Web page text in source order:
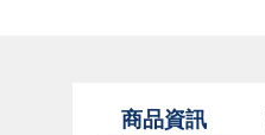
商品資訊